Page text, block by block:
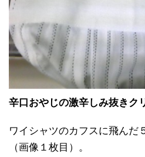
辛口おやじの激辛しみ抜き ク
ワイシャツのカフスに飛んだ
（画像１枚目）。